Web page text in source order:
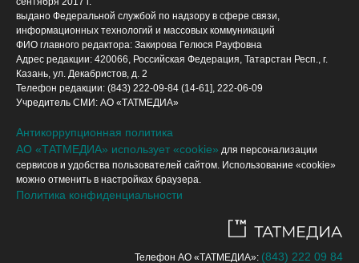
выдано Федеральной службой по надзору в сфере связи,
информационных технологий и массовых коммуникаций
ФИО главного редактора: Закирова Гелюся Рауфовна
Адрес редакции: 420066, Российская Федерация, Татарстан Респ., г.
Казань, ул. Декабристов, д. 2
Телефон редакции: (843) 222-09-84 (14-61], 222-06-09
Учредитель СМИ: АО «ТАТМЕДИА»
Антикоррупционная политика
АО «ТАТМЕДИА» использует «cookie» для персонализации
сервисов и удобства пользователей сайтом. Использование «cookie»
можно отменить в настройках браузера.
Политика конфиденциальности
Телефон АО «ТАТМЕДИА»: (843) 222 09 84